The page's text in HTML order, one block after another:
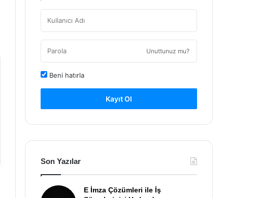
Unuttunuz mu?
Beni hatırla
Kayıt Ol
Son Yazılar
E İmza Çözümleri ile İş